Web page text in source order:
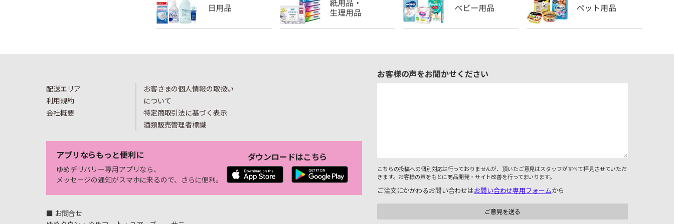
配送エリア
利用規約
会社概要
お客さまの個人情報の取扱い
について
特定商取引法に基づく表示
酒類販売管理者標識
アプリならもっと便利に
ゆめデリバリー専用アプリなら、
メッセージの通知がスマホに来るので、さらに便利。
ダウンロードはこちら
■ お問合せ
お客様の声をお聞かせください
こちらの投稿への個別対応は行っておりませんが、頂いたご意見はスタッフがすべて拝見させていただ
きます。お客様の声をもとに商品開発・サイト改善を行ってまいります。
ご注文にかかわるお問い合わせはお問い合わせ専用フォームから